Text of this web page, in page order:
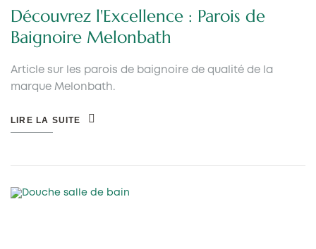
Découvrez l'Excellence : Parois de
Baignoire Melonbath
Article sur les parois de baignoire de qualité de la
marque Melonbath.
LIRE LA SUITE